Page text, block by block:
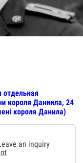
короля Даниила, 24
короля Данила)
an inquiry